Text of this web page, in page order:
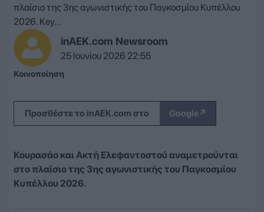
inAEK.com Newsroom
25 Ιουνίου 2026 22:55
πλαίσιο της 3ης αγωνιστικής του Παγκοσμίου Κυπέλλου
2026. Key...
Κοινοποίηση
Προσθέστε το inAEK.com στο Google↗
Κουρασάο και Ακτή Ελεφαντοστού αναμετρούνται
στο πλαίσιο της 3ης αγωνιστικής του Παγκοσμίου
Κυπέλλου 2026.